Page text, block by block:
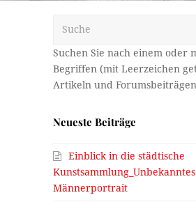
Neueste Beiträge
Einblick in die städtische
Kunstsammlung_Unbekanntes
Männerportrait